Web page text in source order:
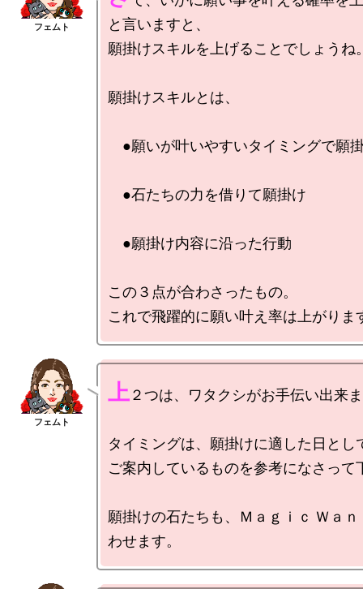
と言いますと、
願掛けスキルを上げることでしょうね
願掛けスキルとは、
●願いが叶いやすいタイミングで願
●石たちの力を借りて願掛け
●願掛け内容に沿った行動
この３点が合わさったもの。
上２つは、ワタクシがお手伝い出来
タイミングは、願掛けに適した日とし
ご案内しているものを参考になさって
願掛けの石たちも、Ｍａｇｉｃ Ｗａ